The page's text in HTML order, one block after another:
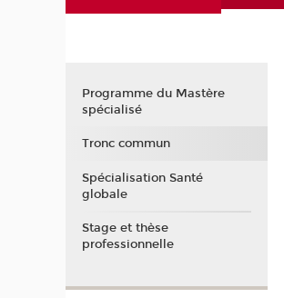
Programme du Mastère
spécialisé
Tronc commun
Spécialisation Santé
globale
Stage et thèse
professionnelle